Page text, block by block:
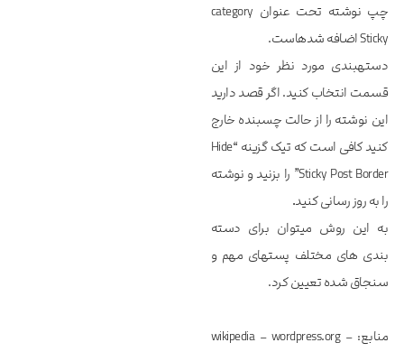
چپ نوشته تحت عنوان category
Sticky اضافه شده‎است.
دسته‎بندی مورد نظر خود از این
قسمت انتخاب کنید. اگر قصد دارید
این نوشته را از حالت چسبنده خارج
کنید کافی است که تیک گزینه “Hide
Sticky Post Border” را بزنید و نوشته
را به روز رسانی کنید.
به این روش می‎توان برای دسته
بندی های مختلف پست‎های مهم و
سنجاق شده تعیین کرد.
منابع: wikipedia – wordpress.org –